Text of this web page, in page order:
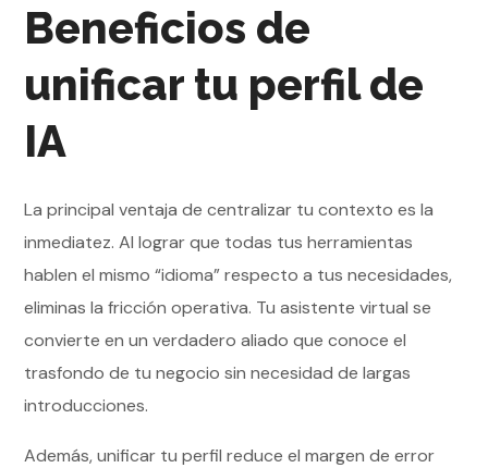
Beneficios de
unificar tu perfil de
IA
La principal ventaja de centralizar tu contexto es la
inmediatez. Al lograr que todas tus herramientas
hablen el mismo “idioma” respecto a tus necesidades,
eliminas la fricción operativa. Tu asistente virtual se
convierte en un verdadero aliado que conoce el
trasfondo de tu negocio sin necesidad de largas
introducciones.
Además, unificar tu perfil reduce el margen de error